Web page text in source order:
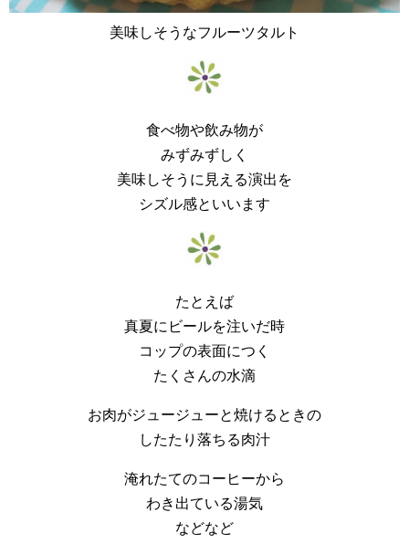
美味しそうなフルーツタルト
食べ物や飲み物が
みずみずしく
美味しそうに見える演出を
シズル感といいます
たとえば
真夏にビールを注いだ時
コップの表面につく
たくさんの水滴
お肉がジュージューと焼けるときの
したたり落ちる肉汁
淹れたてのコーヒーから
わき出ている湯気
などなど